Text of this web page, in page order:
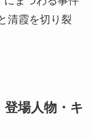
清霞を切り裂
場人物・キ